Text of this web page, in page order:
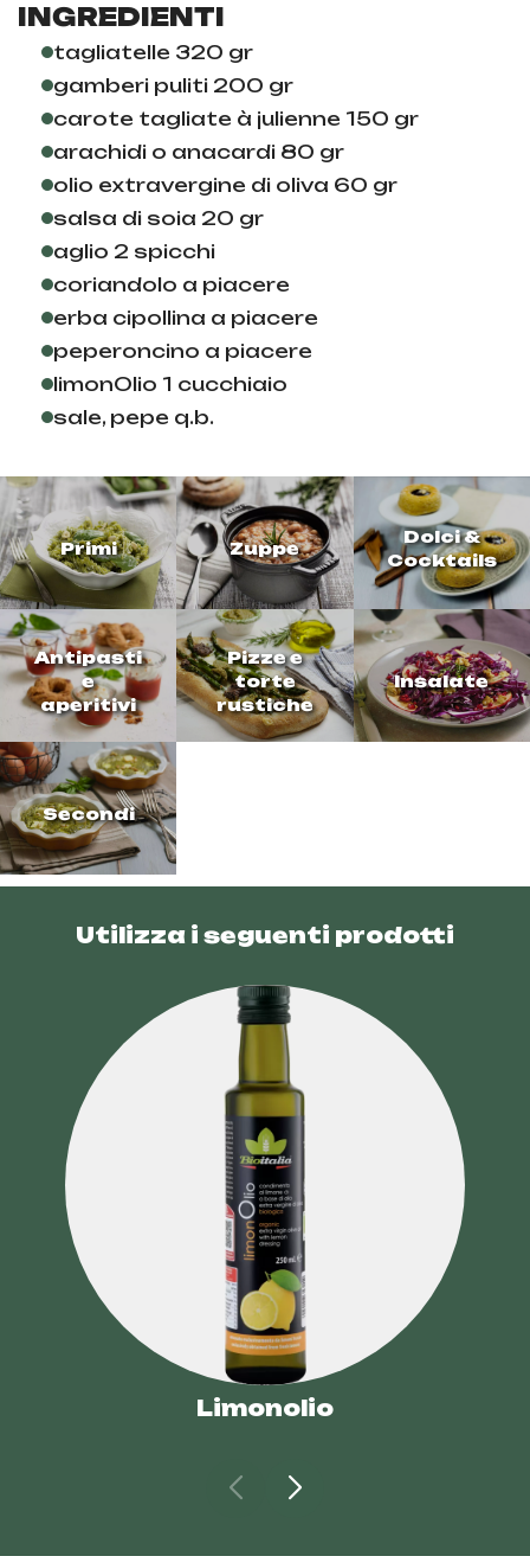
INGREDIENTI
tagliatelle 320 gr
gamberi puliti 200 gr
carote tagliate à julienne 150 gr
arachidi o anacardi 80 gr
olio extravergine di oliva 60 gr
salsa di soia 20 gr
aglio 2 spicchi
coriandolo a piacere
erba cipollina a piacere
peperoncino a piacere
limonOlio 1 cucchiaio
sale, pepe q.b.
Primi Zuppe
Dolci &
Cocktails
Antipasti
e
aperitivi
Pizze e
torte
rustiche
Insalate
Secondi
Utilizza i seguenti prodotti
Limonolio